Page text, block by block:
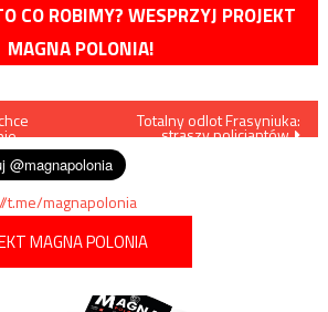
CO ROBIMY? WESPRZYJ PROJEKT
MAGNA POLONIA!
Totalny odlot Frasyniuka:
straszy policjantów
t.me/magnapolonia
MAGNA POLONIA